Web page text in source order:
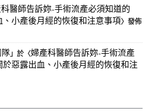
醫師告訴妳-手術流產必須知道的
小產後月經的恢復和注意事項〉發佈
」於〈婦產科醫師告訴妳-手術流產
惡露出血、小產後月經的恢復和注